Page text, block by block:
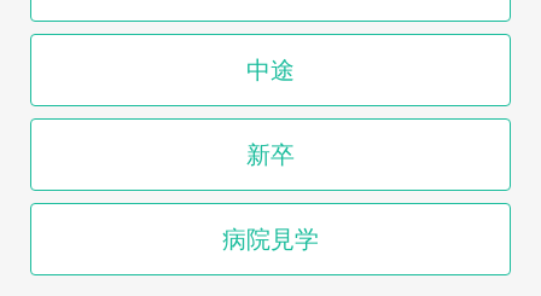
中途
新卒
病院見学